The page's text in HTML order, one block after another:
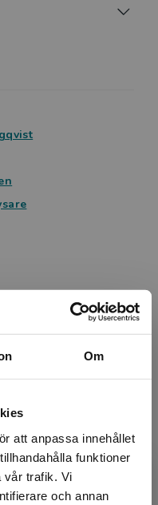
Om
att anpassa innehållet
funktioner
vår trafik. Vi
och annan
handlar också om
både
som
fokusera på
skräcken på ett
bra rysare för unga